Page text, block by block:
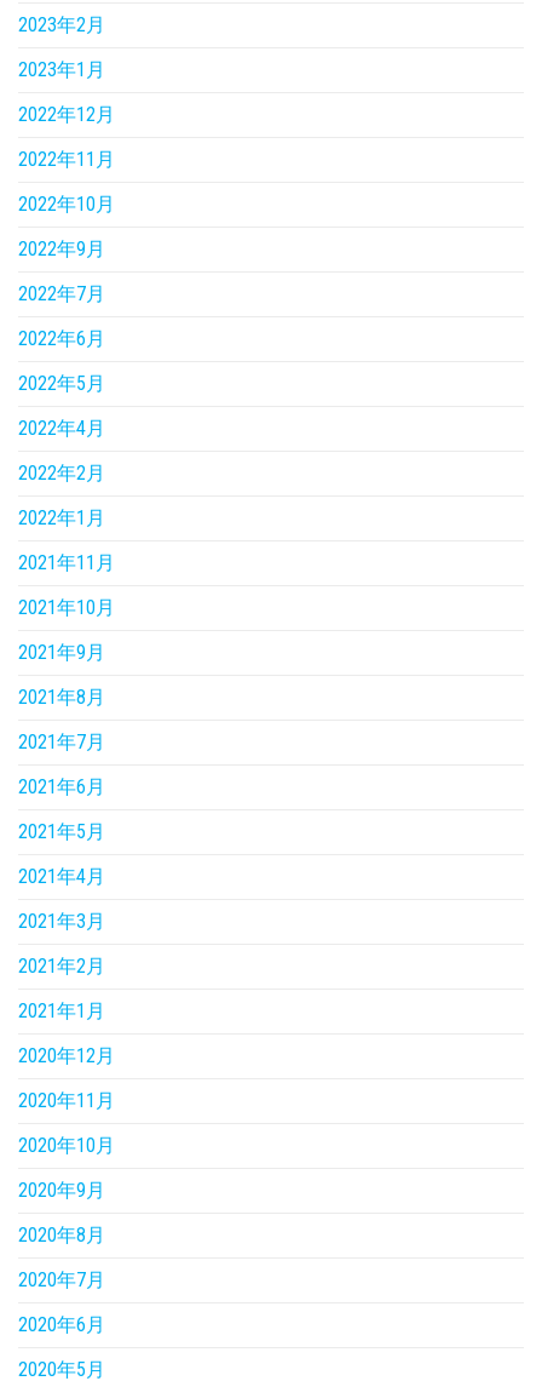
2023年2月
2023年1月
2022年12月
2022年11月
2022年10月
2022年9月
2022年7月
2022年6月
2022年5月
2022年4月
2022年2月
2022年1月
2021年11月
2021年10月
2021年9月
2021年8月
2021年7月
2021年6月
2021年5月
2021年4月
2021年3月
2021年2月
2021年1月
2020年12月
2020年11月
2020年10月
2020年9月
2020年8月
2020年7月
2020年6月
2020年5月